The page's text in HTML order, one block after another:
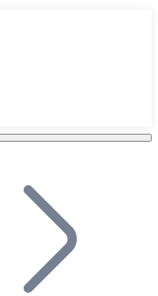
plataforma.
negocio y permite que